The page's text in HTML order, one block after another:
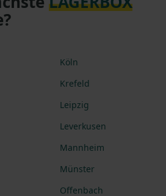
Köln
Krefeld
Leipzig
Leverkusen
Mannheim
Münster
Offenbach